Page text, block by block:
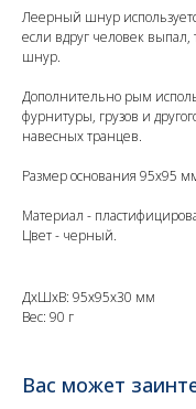
Леерный шнур
если вдруг человек выпал,
шнур.
Дополнительно рым
фурнитуры, грузов и
навесных транцев.
Размер основания 95х95
Материал -
Цвет - черный.
ДxШxВ: 95x95x30 мм
Вес: 90 г
Вас может